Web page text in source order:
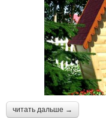
читать дальше →